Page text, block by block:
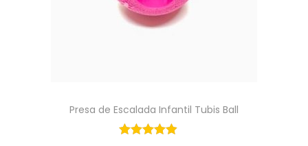
Presa de Escalada Infantil Tubis Ball